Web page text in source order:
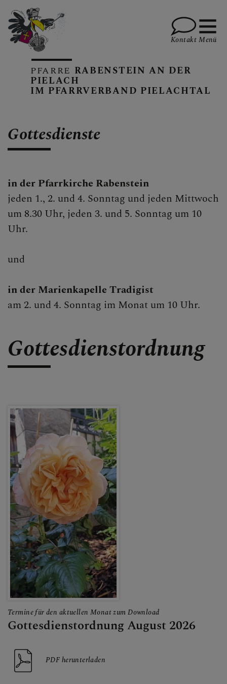
KALENDER
GOTTESDIENSTE
PFARRBRIEFE
GRUPPEN & RUNDEN
SAKRAMENTE
MARIENKAPELLE
TRADIGIST
ANDREASKIRCHE
KARDINAL FRANZ
KÖNIG
KONTAKT
PFARRE RABENSTEIN AN DER
PIELACH
IM PFARRVERBAND PIELACHTAL
Kontakt Menü
Gottesdienste
in der Pfarrkirche Rabenstein
jeden 1., 2. und 4. Sonntag und jeden Mittwoch
um 8.30 Uhr, jeden 3. und 5. Sonntag um 10
Uhr.
und
in der Marienkapelle Tradigist
am 2. und 4. Sonntag im Monat um 10 Uhr.
Gottesdienstordnung
Termine für den aktuellen Monat zum Download
Gottesdienstordnung August 2026
PDF herunterladen